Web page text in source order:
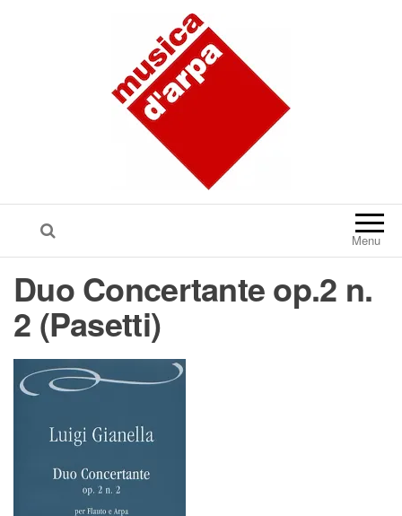
Menu
Duo Concertante op.2 n.
2 (Pasetti)